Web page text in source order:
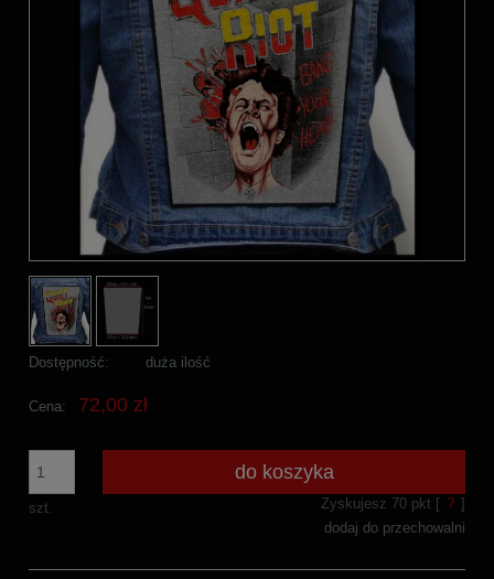
Dostępność: duża ilość
Cena: 72,00 zł
szt.
do koszyka
Zyskujesz 70pkt [ ? ]
dodaj do przechowalni